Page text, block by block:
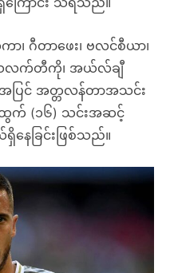
ဂီတာဖေး၊ ဗလင်စီယာ၊
လက်တီကို၊ အယ်လ်ချီ
ပြင် အတ္တလန်တာအသင်း
ထွက် (၁၆) သင်းအဆင့်
နေခြင်းဖြစ်သည်။